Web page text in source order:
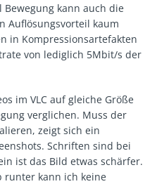
Bewegung kann auch die
Auflösungsvorteil kaum
in Kompressionsartefakten
von lediglich 5Mbit/s der
im VLC auf gleiche Größe
verglichen. Muss der
zeigt sich ein
Schriften sind bei
ist das Bild etwas schärfer.
runter kann ich keine